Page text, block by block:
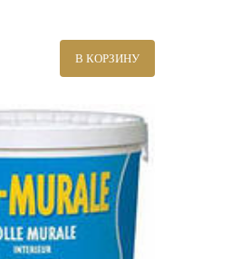
В КОРЗИНУ